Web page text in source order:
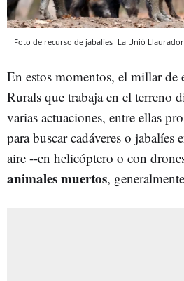
Foto de recurso de jabalíes La Unió
En estos momentos, el millar de
Rurals que trabaja en el terreno
varias actuaciones, entre ellas
para buscar cadáveres o jabalíes
aire --en helicóptero o con
animales muertos,